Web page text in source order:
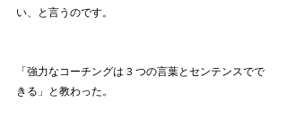
い、と言うのです。
「強力なコーチングは 3 つの言葉とセンテンスでで
きる」と教わった。